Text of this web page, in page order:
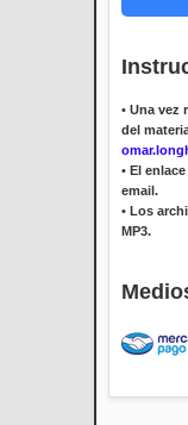
• Una vez
del
• El
email.
• Los
MP3.